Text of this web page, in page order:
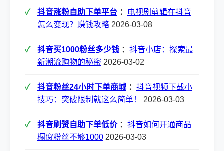
抖音涨粉自助下单平台 ：
电视剧剪辑在抖音
怎么变现？赚钱攻略 2026-03-08
抖音买1000粉丝多少钱 ： 抖音小店：探索最
新潮流购物的秘密 2026-03-02
抖音粉丝24小时下单商城： 抖音视频下载小
技巧：突破限制就这么简单！
2026-03-03
抖音刷赞自助下单低价： 抖音如何开通商品
橱窗粉丝不够1000 2026-03-03